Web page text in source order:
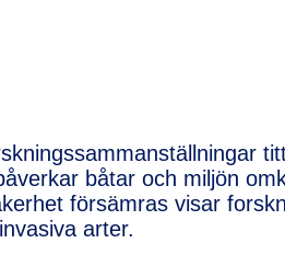
båtar och miljön
försämras visar
arter.